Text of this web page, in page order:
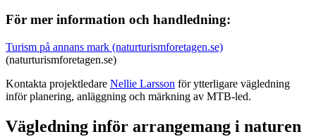
För mer information och handledning:
Turism på annans mark (naturturismforetagen.se)
(naturturismforetagen.se)
Kontakta projektledare Nellie Larsson för ytterligare vägledning
inför planering, anläggning och märkning av MTB-led.
Vägledning inför arrangemang i naturen